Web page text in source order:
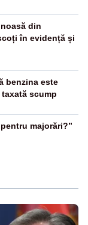
din
în evidență și
benzina este
scump
majorări?”